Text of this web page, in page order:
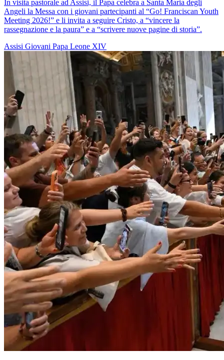
In visita pastorale ad Assisi, il Papa celebra a Santa Maria degli
Angeli la Messa con i giovani partecipanti al “Go! Franciscan Youth
Meeting 2026!” e li invita a seguire Cristo, a “vincere la
rassegnazione e la paura” e a “scrivere nuove pagine di storia”.
Assisi Giovani Papa Leone XIV